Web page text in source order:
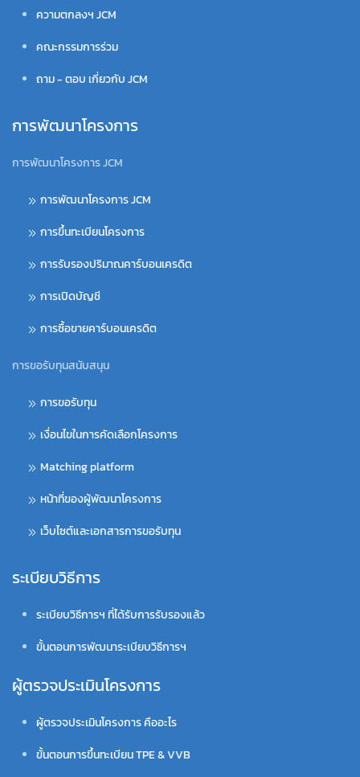
ความตกลงฯ JCM
คณะกรรมการร่วม
ถาม - ตอบ เกี่ยวกับ JCM
การพัฒนาโครงการ
การพัฒนาโครงการ JCM
การพัฒนาโครงการ JCM
การขึ้นทะเบียนโครงการ
การรับรองปริมาณคาร์บอนเครดิต
การเปิดบัญชี
การซื้อขายคาร์บอนเครดิต
การขอรับทุนสนับสนุน
การขอรับทุน
เงื่อนไขในการคัดเลือกโครงการ
Matching platform
หน้าที่ของผู้พัฒนาโครงการ
เว็บไซต์และเอกสารการขอรับทุน
ระเบียบวิธีการ
ระเบียบวิธีการฯ ที่ได้รับการรับรองแล้ว
ขั้นตอนการพัฒนาระเบียบวิธีการฯ
ผู้ตรวจประเมินโครงการ
ผู้ตรวจประเมินโครงการ คืออะไร
ขั้นตอนการขึ้นทะเบียน TPE & VVB